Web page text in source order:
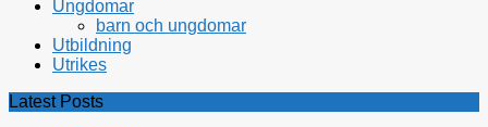
Ungdomar
barn och ungdomar
Utbildning
Utrikes
Latest Posts